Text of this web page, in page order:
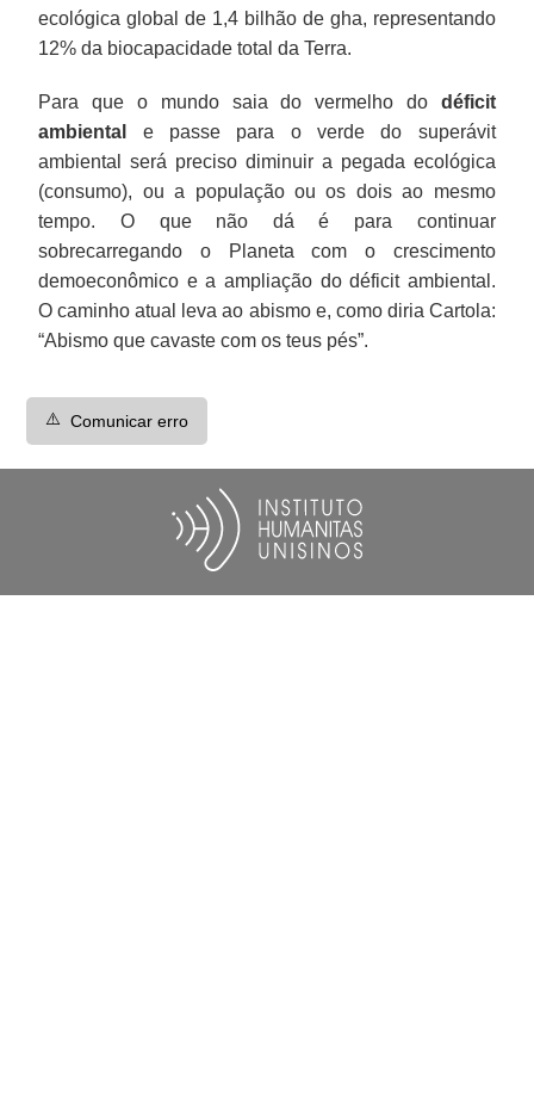
ecológica global de 1,4 bilhão de gha, representando
12% da biocapacidade total da Terra.
Para que o mundo saia do vermelho do déficit
ambiental
e passe para o verde do superávit
ambiental será preciso diminuir a pegada ecológica
(consumo), ou a população ou os dois ao mesmo
tempo. O que não dá é para continuar
sobrecarregando o Planeta com o crescimento
demoeconômico e a ampliação do déficit ambiental.
O caminho atual leva ao abismo e, como diria Cartola:
“Abismo que cavaste com os teus pés”.
⚠️ Comunicar erro